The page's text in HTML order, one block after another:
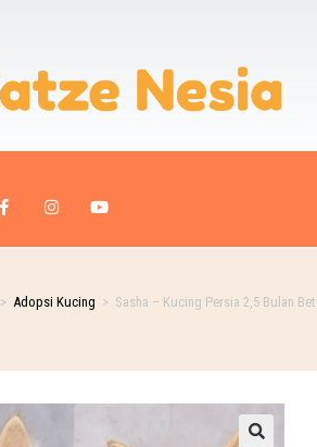
> Adopsi Kucing > Sasha – Kucing Persia 2,5 Bulan